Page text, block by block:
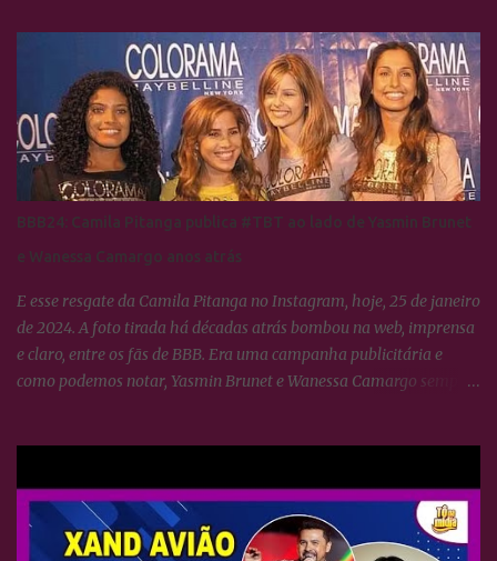
BBB24: Camila Pitanga publica #TBT ao lado de Yasmin Brunet
e Wanessa Camargo anos atrás
E esse resgate da Camila Pitanga no Instagram, hoje, 25 de janeiro
de 2024. A foto tirada há décadas atrás bombou na web, imprensa
e claro, entre os fãs de BBB. Era uma campanha publicitária e
como podemos notar, Yasmin Brunet e Wanessa Camargo sempre